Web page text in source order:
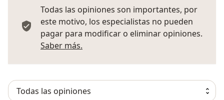
Todas las opiniones son importantes, por
este motivo, los especialistas no pueden
pagar para modificar o eliminar opiniones.
Saber más.